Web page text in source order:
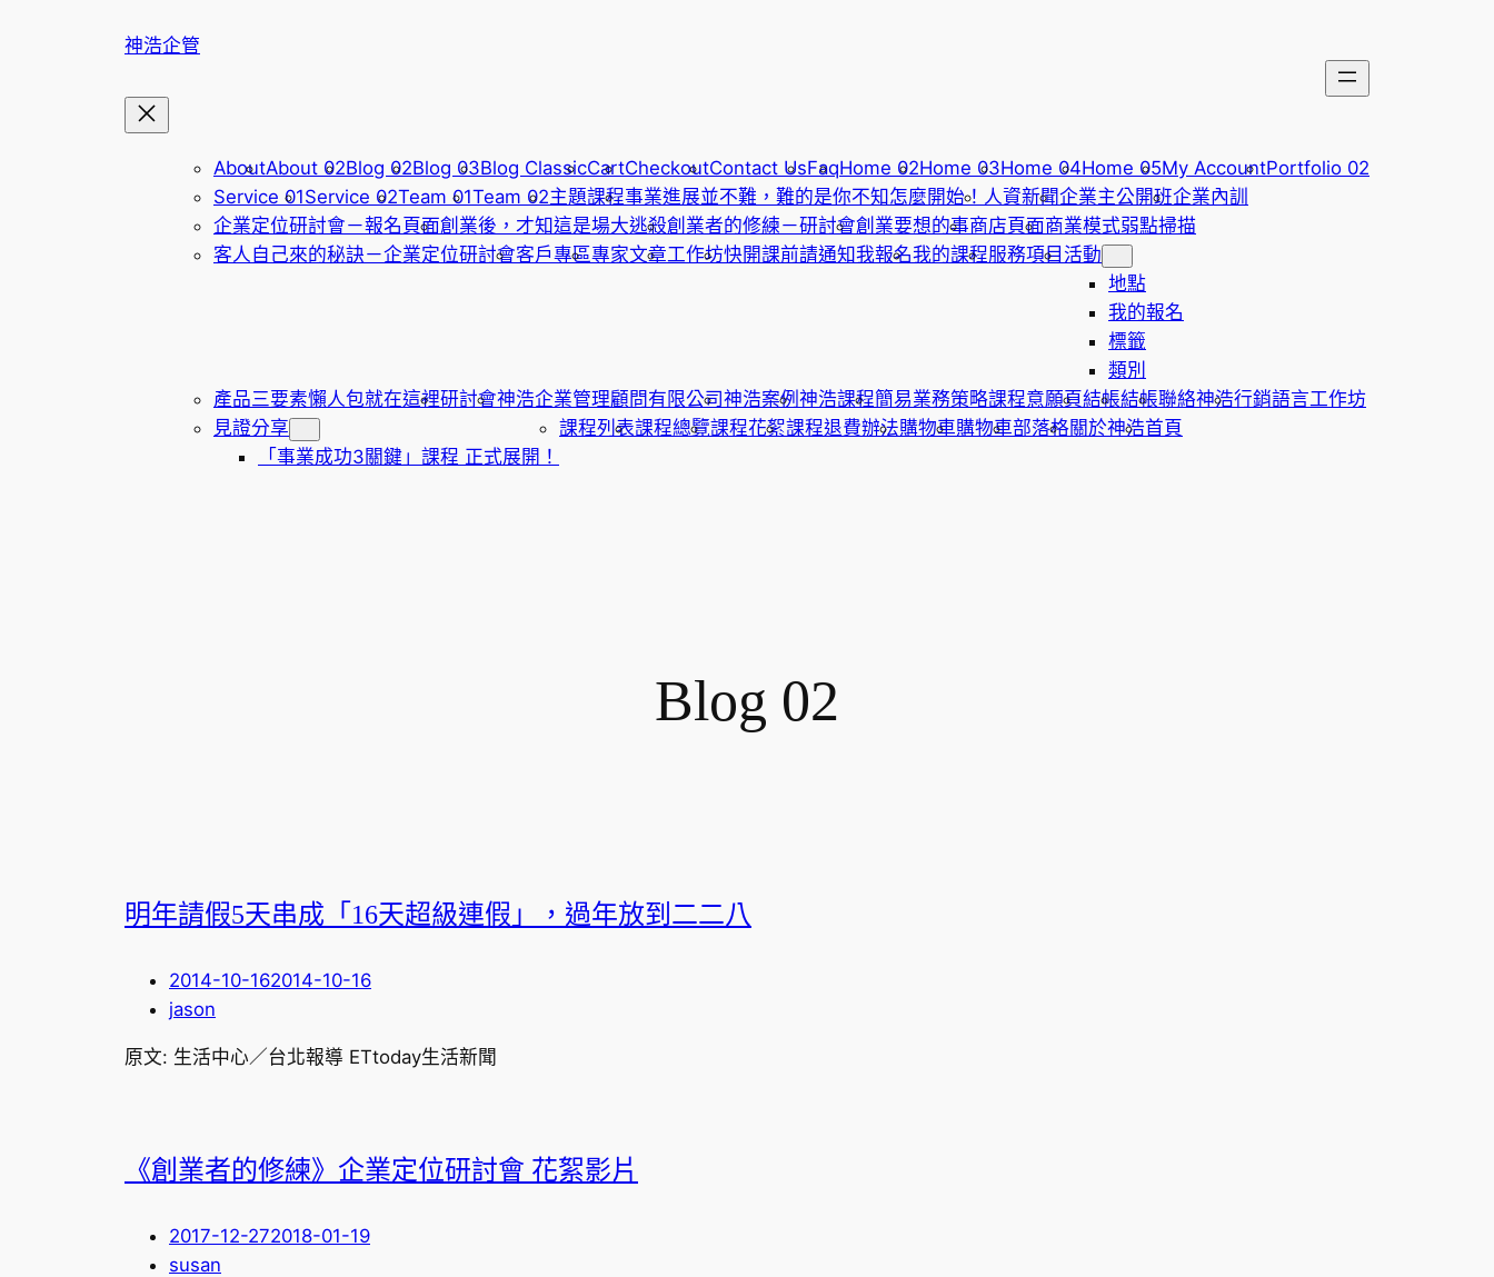
神浩企管
AboutAbout 02Blog 02Blog 03Blog ClassicCartCheckoutContact UsFaqHome 02Home 03Home 04Home 05My AccountPortfolio 02
Service 01Service 02Team 01Team 02主題課程事業進展並不難，難的是你不知怎麼開始！ 人資新聞企業主公開班企業內訓
企業定位研討會－報名頁面創業後，才知這是場大逃殺創業者的修練－研討會創業要想的事商店頁面商業模式弱點掃描
客人自己來的秘訣－企業定位研討會客戶專區專家文章工作坊快開課前請通知我報名我的課程服務項目 活動
地點
我的報名
標籤
類別
產品三要素懶人包就在這裡研討會神浩企業管理顧問有限公司神浩案例 神浩課程簡易業務策略課程意願頁結帳結帳聯絡神浩行銷語言工作坊
見證分享
「事業成功3關鍵」課程 正式展開！
課程列表課程總覽課程花絮課程退費辦法購物車購物車部落格關於神浩首頁
Blog 02
明年請假5天串成「16天超級連假」，過年放到二二八
2014-10-162014-10-16
jason
原文: 生活中心／台北報導 ETtoday生活新聞
《創業者的修練》企業定位研討會 花絮影片
2017-12-272018-01-19
susan